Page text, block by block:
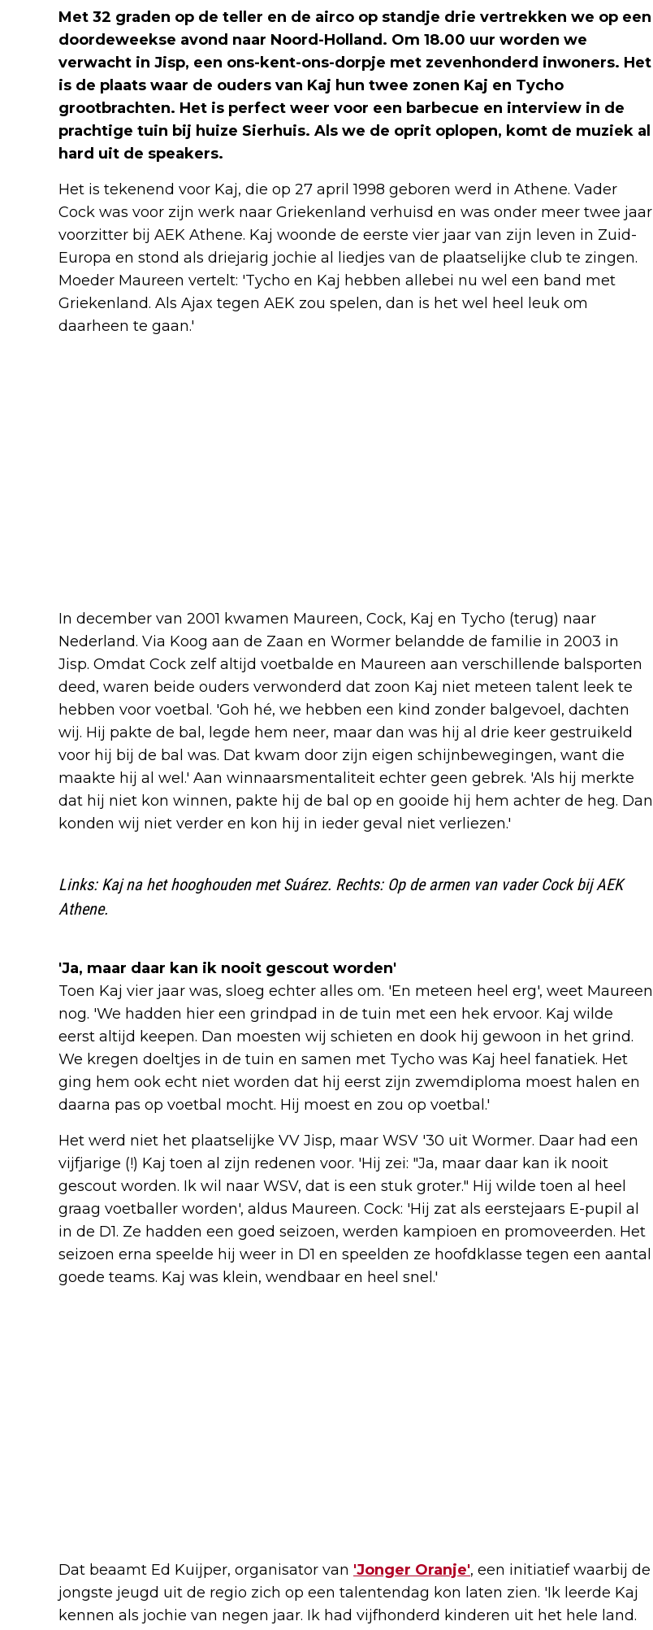
Met 32 graden op de teller en de airco op standje drie vertrekken we op een
doordeweekse avond naar Noord-Holland. Om 18.00 uur worden we
verwacht in Jisp, een ons-kent-ons-dorpje met zevenhonderd inwoners. Het
is de plaats waar de ouders van Kaj hun twee zonen Kaj en Tycho
grootbrachten. Het is perfect weer voor een barbecue en interview in de
prachtige tuin bij huize Sierhuis. Als we de oprit oplopen, komt de muziek al
hard uit de speakers.
Het is tekenend voor Kaj, die op 27 april 1998 geboren werd in Athene. Vader
Cock was voor zijn werk naar Griekenland verhuisd en was onder meer twee jaar
voorzitter bij AEK Athene. Kaj woonde de eerste vier jaar van zijn leven in Zuid-
Europa en stond als driejarig jochie al liedjes van de plaatselijke club te zingen.
Moeder Maureen vertelt: 'Tycho en Kaj hebben allebei nu wel een band met
Griekenland. Als Ajax tegen AEK zou spelen, dan is het wel heel leuk om
daarheen te gaan.'
In december van 2001 kwamen Maureen, Cock, Kaj en Tycho (terug) naar
Nederland. Via Koog aan de Zaan en Wormer belandde de familie in 2003 in
Jisp. Omdat Cock zelf altijd voetbalde en Maureen aan verschillende balsporten
deed, waren beide ouders verwonderd dat zoon Kaj niet meteen talent leek te
hebben voor voetbal. 'Goh hé, we hebben een kind zonder balgevoel, dachten
wij. Hij pakte de bal, legde hem neer, maar dan was hij al drie keer gestruikeld
voor hij bij de bal was. Dat kwam door zijn eigen schijnbewegingen, want die
maakte hij al wel.' Aan winnaarsmentaliteit echter geen gebrek. 'Als hij merkte
dat hij niet kon winnen, pakte hij de bal op en gooide hij hem achter de heg. Dan
konden wij niet verder en kon hij in ieder geval niet verliezen.'
Links: Kaj na het hooghouden met Suárez. Rechts: Op de armen van vader Cock bij AEK
Athene.
'Ja, maar daar kan ik nooit gescout worden'
Toen Kaj vier jaar was, sloeg echter alles om. 'En meteen heel erg', weet Maureen
nog. 'We hadden hier een grindpad in de tuin met een hek ervoor. Kaj wilde
eerst altijd keepen. Dan moesten wij schieten en dook hij gewoon in het grind.
We kregen doeltjes in de tuin en samen met Tycho was Kaj heel fanatiek. Het
ging hem ook echt niet worden dat hij eerst zijn zwemdiploma moest halen en
daarna pas op voetbal mocht. Hij moest en zou op voetbal.'
Het werd niet het plaatselijke VV Jisp, maar WSV '30 uit Wormer. Daar had een
vijfjarige (!) Kaj toen al zijn redenen voor. 'Hij zei: "Ja, maar daar kan ik nooit
gescout worden. Ik wil naar WSV, dat is een stuk groter." Hij wilde toen al heel
graag voetballer worden', aldus Maureen. Cock: 'Hij zat als eerstejaars E-pupil al
in de D1. Ze hadden een goed seizoen, werden kampioen en promoveerden. Het
seizoen erna speelde hij weer in D1 en speelden ze hoofdklasse tegen een aantal
goede teams. Kaj was klein, wendbaar en heel snel.'
Dat beaamt Ed Kuijper, organisator van 'Jonger Oranje', een initiatief waarbij de
jongste jeugd uit de regio zich op een talentendag kon laten zien. 'Ik leerde Kaj
kennen als jochie van negen jaar. Ik had vijfhonderd kinderen uit het hele land.